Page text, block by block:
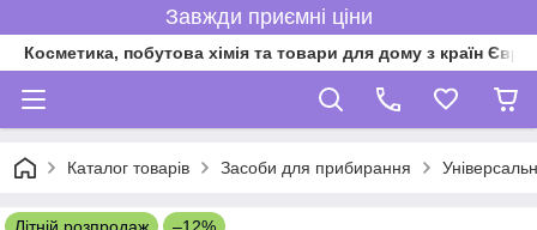
Завжди приємні ціни
Косметика, побутова хімія та товари для дому з країн
Каталог товарів Засоби для прибирання